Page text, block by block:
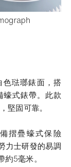
琺瑯錶面，搭
式錶帶。此款
堅固可靠。
摺疊蠔式保險
力士研發的易調
5毫米。